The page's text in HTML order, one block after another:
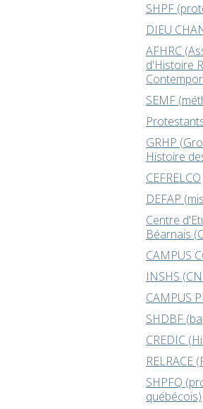
SHPF
DIEU
AFHRC
d'Histoire
SEMF
GRHP
Histoire
CEFRELCO
DEFAP
Centre
Béarnais
CAMPUS
INSHS
CAMPUS
SHDBF
CREDIC
RELRACE
SHPFQ
québécois)